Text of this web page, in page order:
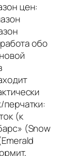
цен:
обо
(к
(Snow